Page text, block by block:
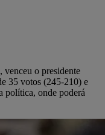
venceu o presidente
35 votos (245-210) e
política, onde poderá